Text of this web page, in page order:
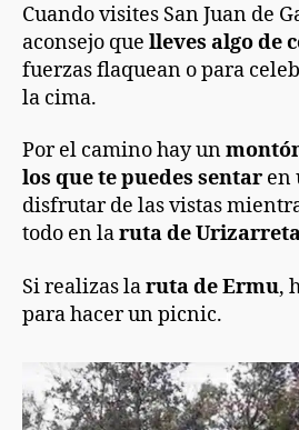
Cuando visites San Juan de
aconsejo que lleves algo de
fuerzas flaquean o para
la cima.
Por el camino hay un
los que te puedes sentar en
disfrutar de las vistas
todo en laruta de
Si realizas laruta de Ermu,
para hacer un picnic.